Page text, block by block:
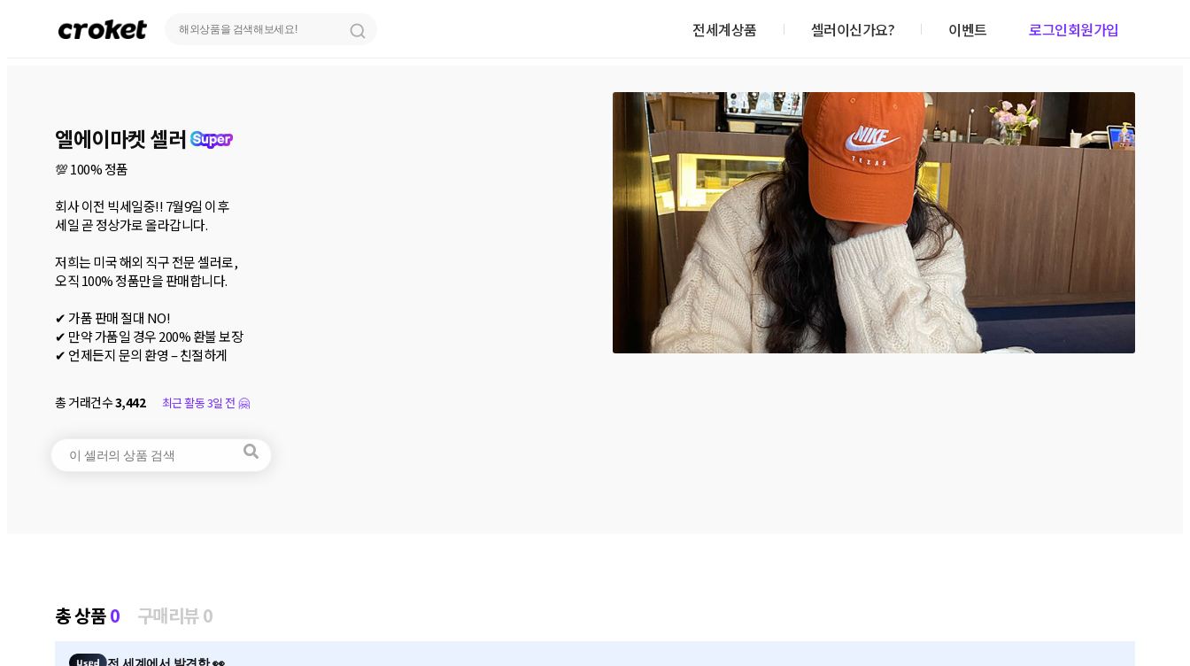
전세계상품 셀러이신가요? 이벤트 로그인회원가입
엘에이마켓 셀러
💯 100% 정품
회사 이전 빅세일중!! 7월9일 이후
세일 곧 정상가로 올라갑니다.
저희는 미국 해외 직구 전문 셀러로,
오직 100% 정품만을 판매합니다.
✔ 가품 판매 절대 NO!
✔ 만약 가품일 경우 200% 환불 보장
✔ 언제든지 문의 환영 – 친절하게
총 거래건수3,442 최근 활동 3일 전 🤗
총 상품 0 구매리뷰 0
전 세계에서 발견한 👀